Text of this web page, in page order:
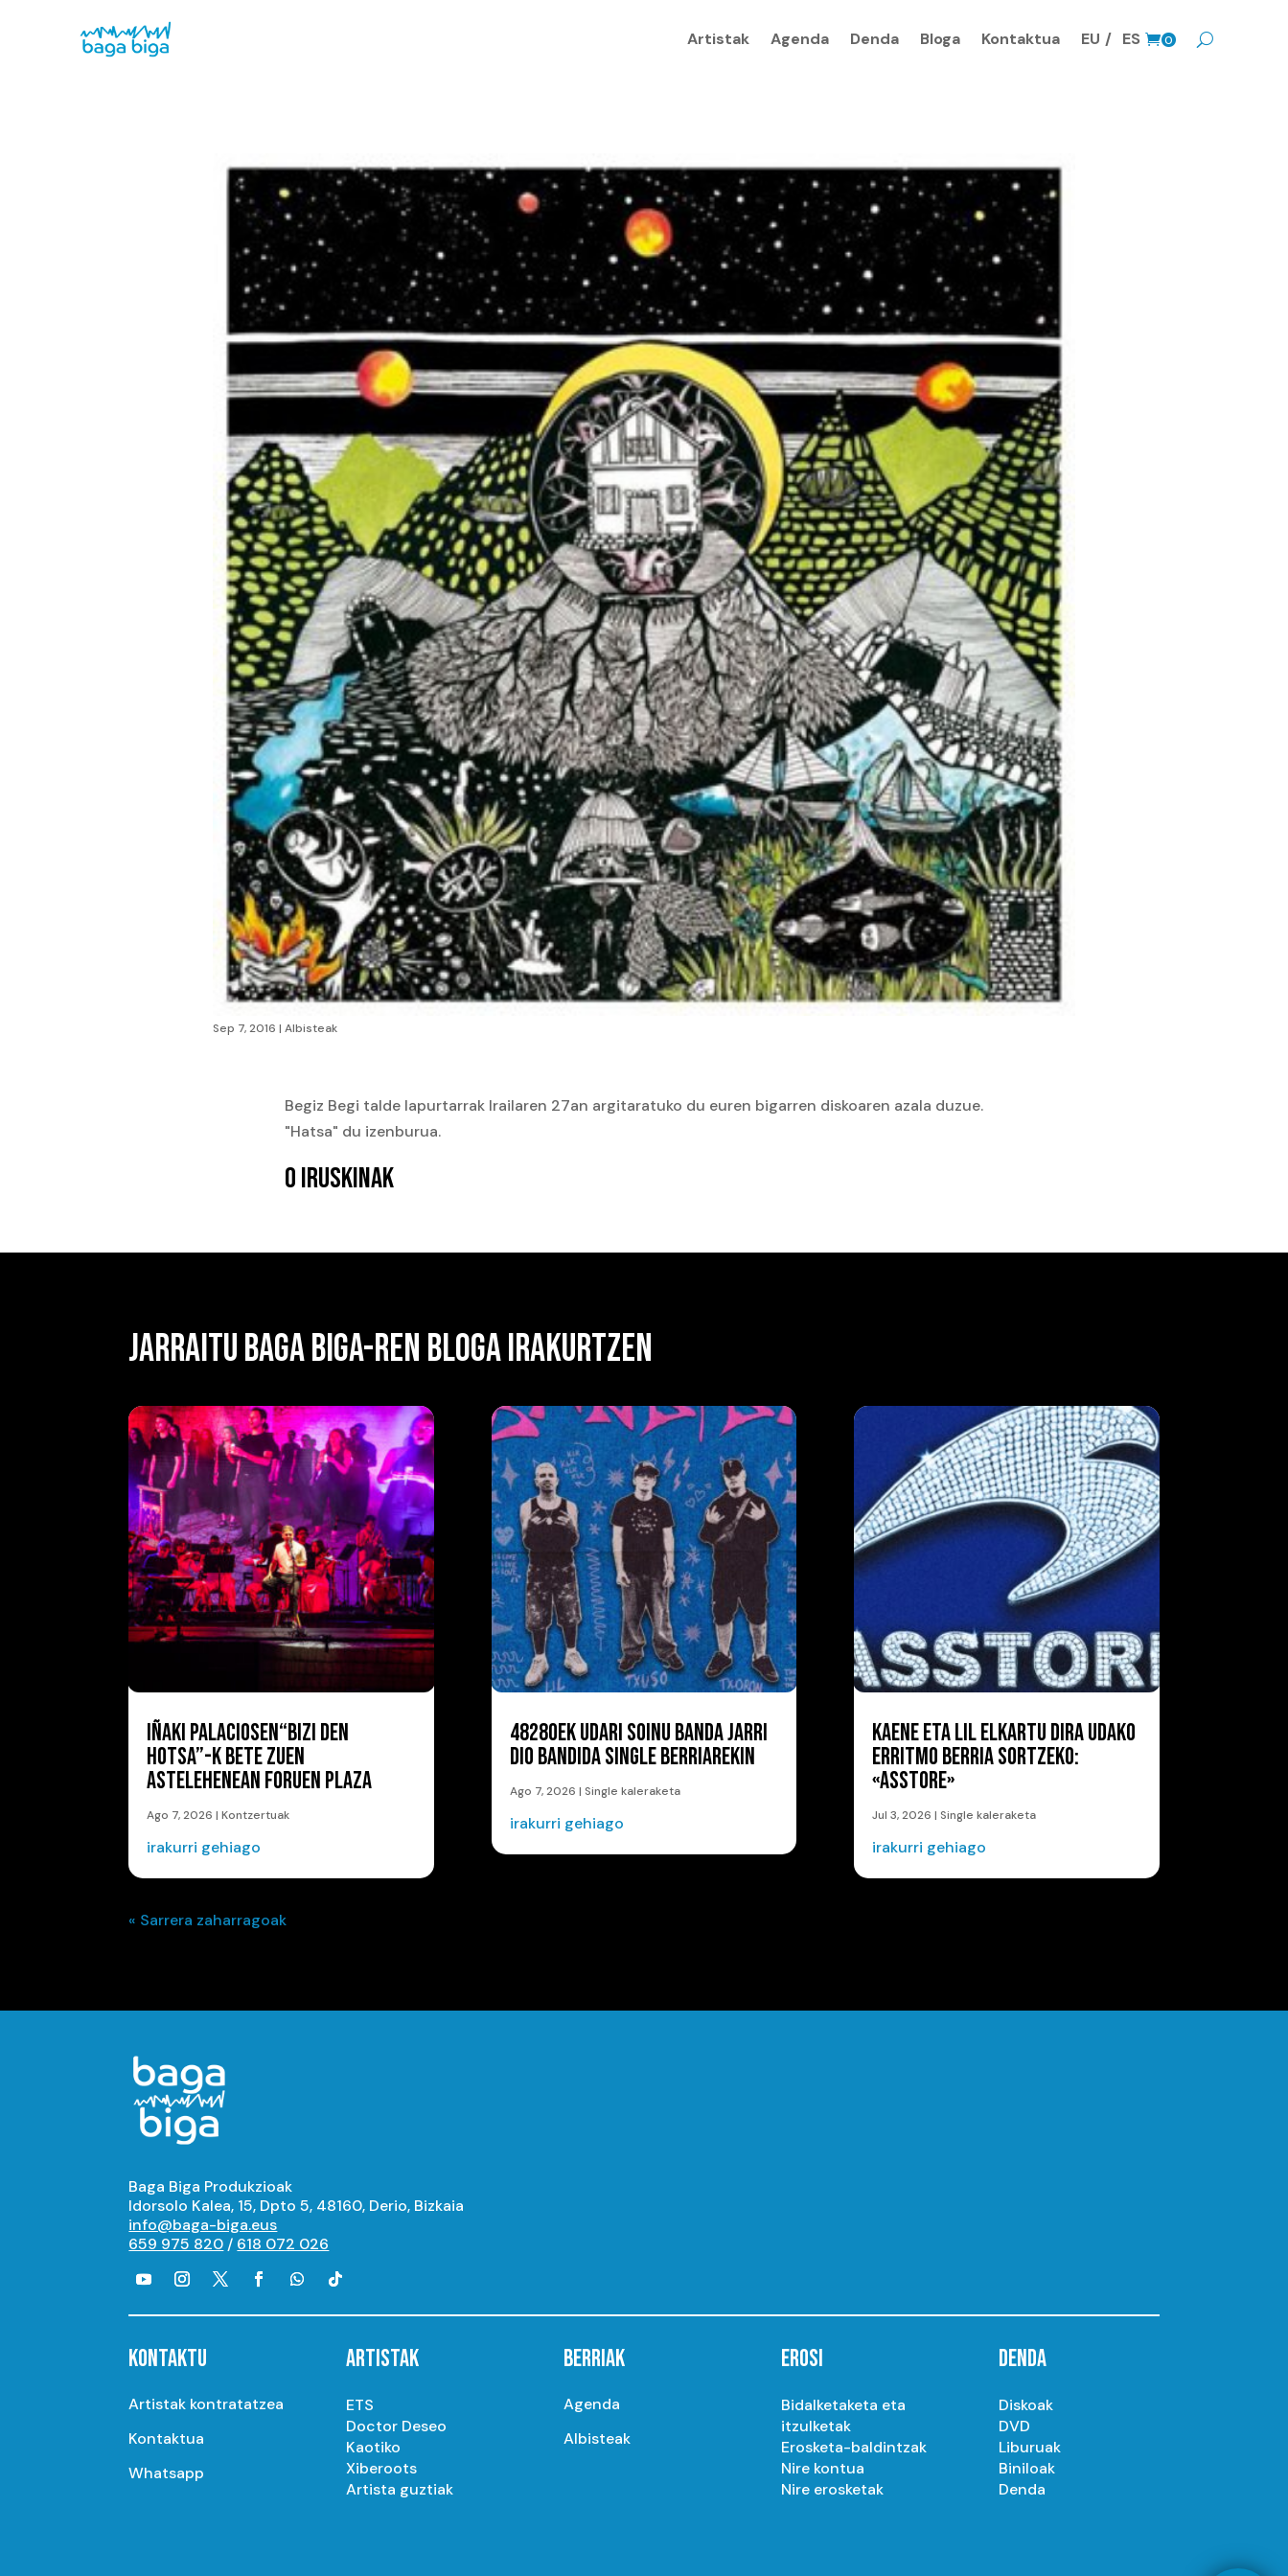
Artistak Agenda Denda Bloga Kontaktua EU ES
0
Sep 7, 2016 | Albisteak
Begiz Begi talde lapurtarrak Irailaren 27an argitaratuko du euren bigarren diskoaren azala duzue.
"Hatsa" du izenburua.
0 IRUSKINAK
JARRAITU BAGA BIGA-REN BLOGA IRAKURTZEN
IÑAKI PALACIOSEN“BIZI DEN
HOTSA”-K BETE ZUEN
ASTELEHENEAN FORUEN PLAZA
Ago 7, 2026 |Kontzertuak
irakurri gehiago
48280EK UDARI SOINU BANDA JARRI
DIO BANDIDA SINGLE BERRIAREKIN
Ago 7, 2026 | Single kaleraketa
irakurri gehiago
KAENE ETA LIL ELKARTU DIRA UDAKO
ERRITMO BERRIA SORTZEKO:
«ASSTORE»
Jul 3, 2026 | Single kaleraketa
irakurri gehiago
« Sarrera zaharragoak
Baga Biga Produkzioak
Idorsolo Kalea, 15, Dpto 5, 48160, Derio, Bizkaia
info@baga-biga.eus
659 975 820 / 618 072 026
KONTAKTU
Artistak kontratatzea
Kontaktua
Whatsapp
ARTISTAK
ETS
Doctor Deseo
Kaotiko
Xiberoots
Artista guztiak
BERRIAK
Agenda
Albisteak
EROSI
Bidalketaketa eta
itzulketak
Erosketa-baldintzak
Nire kontua
Nire erosketak
DENDA
Diskoak
DVD
Liburuak
Biniloak
Denda